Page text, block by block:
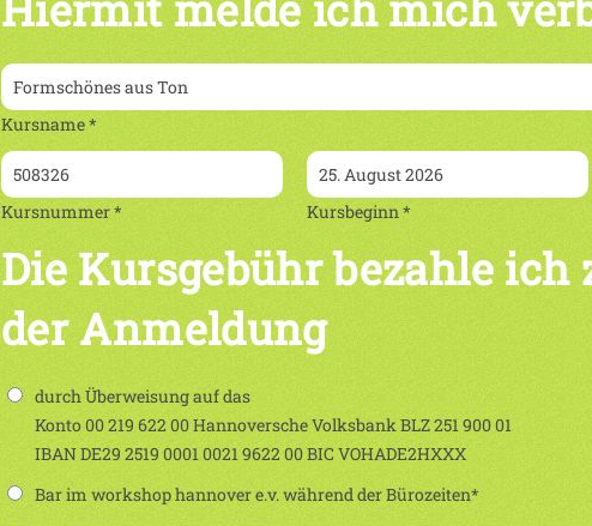
Kursname *
Kursnummer * Kursbeginn *
Die Kursgebühr bezahle
der Anmeldung
durch Überweisung auf das
Konto 00 219 622 00 Hannoversche Volksbank BLZ 251 900 01
IBAN DE29 2519 0001 0021 9622 00 BIC VOHADE2HXXX
Bar im workshop hannover e.v. während der Bürozeiten*